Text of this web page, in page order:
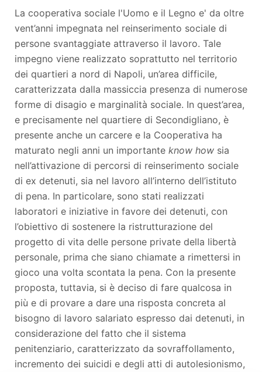
La cooperativa sociale l'Uomo e il Legno e' da oltre
vent’anni impegnata nel reinserimento sociale di
persone svantaggiate attraverso il lavoro. Tale
impegno viene realizzato soprattutto nel territorio
dei quartieri a nord di Napoli, un’area difficile,
caratterizzata dalla massiccia presenza di numerose
forme di disagio e marginalità sociale. In quest’area,
e precisamente nel quartiere di Secondigliano, è
presente anche un carcere e la Cooperativa ha
maturato negli anni un importante know how sia
nell’attivazione di percorsi di reinserimento sociale
di ex detenuti, sia nel lavoro all’interno dell’istituto
di pena. In particolare, sono stati realizzati
laboratori e iniziative in favore dei detenuti, con
l’obiettivo di sostenere la ristrutturazione del
progetto di vita delle persone private della libertà
personale, prima che siano chiamate a rimettersi in
gioco una volta scontata la pena. Con la presente
proposta, tuttavia, si è deciso di fare qualcosa in
più e di provare a dare una risposta concreta al
bisogno di lavoro salariato espresso dai detenuti, in
considerazione del fatto che il sistema
penitenziario, caratterizzato da sovraffollamento,
incremento dei suicidi e degli atti di autolesionismo,